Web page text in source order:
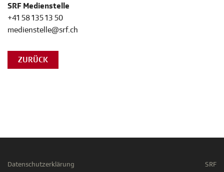
SRF Medienstelle
+41 58 135 13 50
medienstelle@srf.ch
ZURÜCK
Datenschutzerklärung SRF